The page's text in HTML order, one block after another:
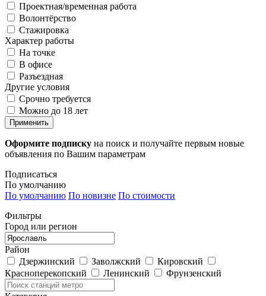
Проектная/временная работа
Волонтёрство
Стажировка
Характер работы
На точке
В офисе
Разъездная
Другие условия
Срочно требуется
Можно до 18 лет
Применить
Оформите подписку на поиск и получайте первым новые
объявления по Вашим параметрам
Подписаться
По умолчанию
По умолчанию По новизне По стоимости
Фильтры
Город или регион
Район
Дзержинский
Заволжский
Кировский
Красноперекопский
Ленинский Фрунзенский